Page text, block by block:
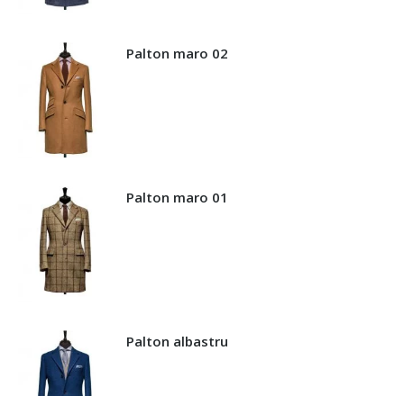
Palton maro 02
Palton maro 01
Palton albastru